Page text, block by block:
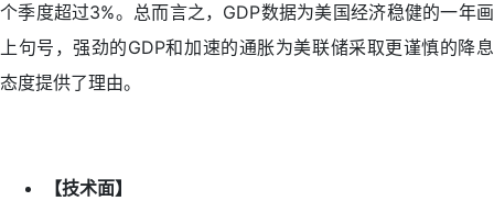
个季度超过3%。总而言之，GDP数据为美国经济稳健的一年画
上句号，强劲的GDP和加速的通胀为美联储采取更谨慎的降息
态度提供了理由。
【技术面】